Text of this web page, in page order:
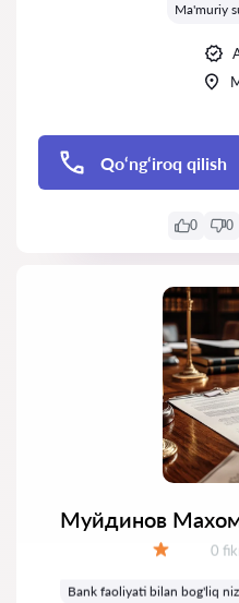
Ma'muriy
Qo‘ng‘iroq qilish
0 0
Муйдинов
0
Bank faoliyati bilan bog'liq